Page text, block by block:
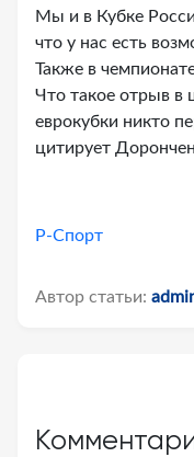
Мы и в Кубке
что у нас есть
Также в
Что такое отрыв в
еврокубки никто
цитирует
Р-Спорт
Автор статьи: